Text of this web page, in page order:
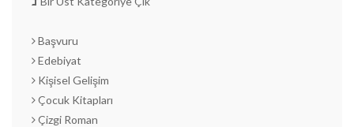
Başvuru
Edebiyat
Kişisel Gelişim
Çocuk Kitapları
Çizgi Roman